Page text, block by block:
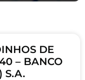
DE
– BANCO
S.A.